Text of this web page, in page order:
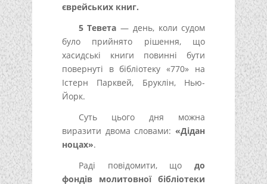
єврейських книг.
5 Тевета — день, коли судом
було прийнято рішення, що
хасидські книги повинні бути
повернуті в бібліотеку «770» на
Істерн Парквей, Бруклін, Нью-
Йорк.
Суть цього дня можна
виразити двома словами: «Дідан
ноцах».
Раді повідомити, щодо
фондів молитовної бібліотеки